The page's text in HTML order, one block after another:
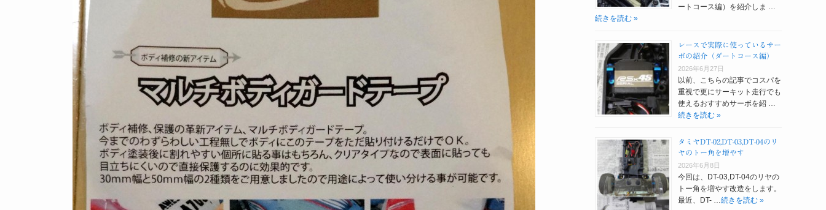
ートコース編）を紹介しま …
続きを読む »
レースで実際に使っているサー
ボの紹介（ダートコース編）
2026年6月27日
以前、こちらの記事でコスパを
重視で更にサーキット走行でも
使えるおすすめサーボを紹 …
続きを読む »
タミヤDT-02,DT-03,DT-04のリ
ヤのトー角を増やす
2026年6月8日
今回は、DT-03,DT-04のリヤの
トー角を増やす改造をします。
最近、DT- …続きを読む »